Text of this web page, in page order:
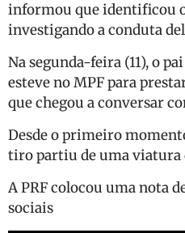
informou que identificou
investigando a conduta
Na segunda-feira (11), o
esteve no MPF para
que chegou a conversar
Desde o primeiro
tiro partiu de uma viatura
A PRF colocou uma nota
sociais